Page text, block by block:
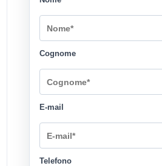
Cognome
E-mail
Telefono